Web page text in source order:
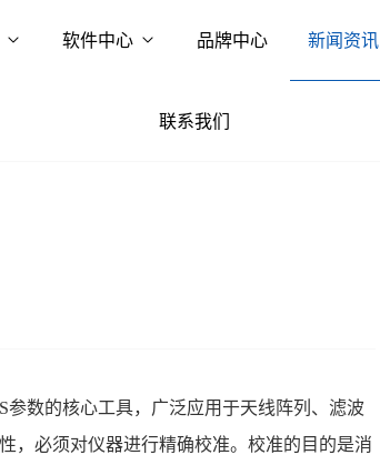
软件中心 品牌中心 新闻资讯
联系我们
参数的核心工具，广泛应用于天线阵列、滤波
，必须对仪器进行精确校准。校准的目的是消